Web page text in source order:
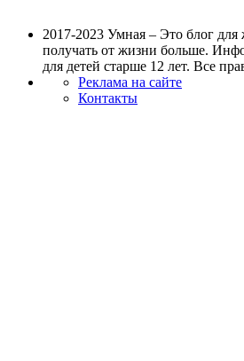
2017-2023 Умная – Это блог
получать от жизни больше.
для детей старше 12 лет. Все
Реклама на сайте
Контакты